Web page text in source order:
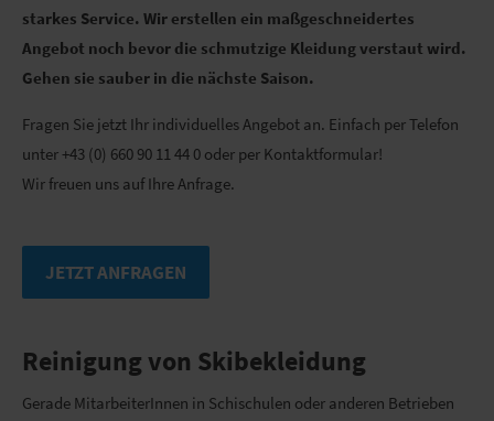
starkes Service. Wir erstellen ein maßgeschneidertes
Angebot noch bevor die schmutzige Kleidung verstaut wird.
Gehen sie sauber in die nächste Saison.
Fragen Sie jetzt Ihr individuelles Angebot an. Einfach per Telefon
unter +43 (0) 660 90 11 44 0 oder per Kontaktformular!
Wir freuen uns auf Ihre Anfrage.
JETZT ANFRAGEN
Reinigung von Skibekleidung
Gerade MitarbeiterInnen in Schischulen oder anderen Betrieben